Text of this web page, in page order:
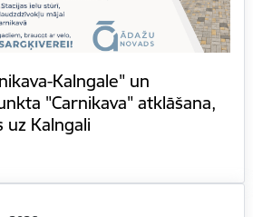
Kalngale" un
"Carnikava" atklāšana,
uz Kalngali